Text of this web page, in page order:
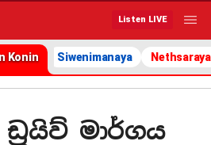
Listen LIVE
Konin Siwenimanaya Nethsaraya
ඩ්‍රයිව් මාර්ගය